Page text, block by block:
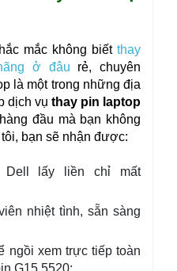
mắc không biết thay
ở đâu rẻ, chuyên
là một trong những địa
dịch vụ thay pin laptop
hàng đầu mà bạn không
bạn sẽ nhận được:
Dell lấy liền chỉ mất
nhiệt tình, sẵn sàng
ngồi xem trực tiếp toàn